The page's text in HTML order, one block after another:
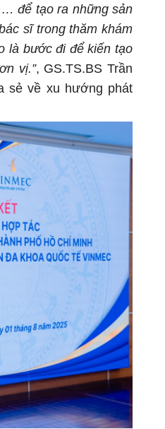
để tạo ra những sản
sĩ trong thăm khám
là bước đi để kiến tạo
vị.”, GS.TS.BS Trần
sẻ về xu hướng phát